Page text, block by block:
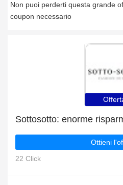
Non puoi perderti questa grande
coupon necessario
Ottieni
22 Click